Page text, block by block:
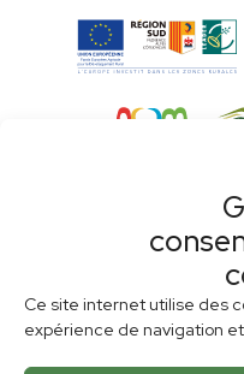
Ce site internet utilise des
expérience de navigation